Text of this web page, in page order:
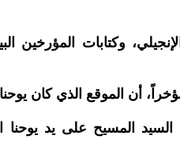
وكتابات المؤرخين
أن الموقع الذي كان
المسيح على يد يوحنا